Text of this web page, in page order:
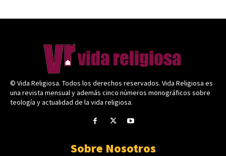
© Vida Religiosa. Todos los derechos reservados. Vida Religiosa es
una revista mensual y además cinco números monográficos sobre
teología y actualidad de la vida religiosa.
Sobre Nosotros